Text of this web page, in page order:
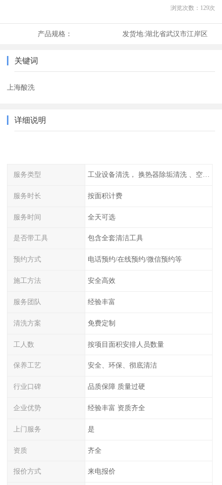
浏览次数： 129次
产品规格： 发货地:湖北省武汉市江岸区
关键词
上海酸洗
详细说明
服务类型 工业设备清洗， 换热器除垢清洗 、空调清洗等
服务时长 按面积计费
服务时间 全天可选
是否带工具 包含全套清洁工具
预约方式 电话预约/在线预约/微信预约等
施工方法 安全高效
服务团队 经验丰富
清洗方案 免费定制
工人数 按项目面积安排人员数量
保养工艺 安全、环保、彻底清洁
行业口碑 品质保障 质量过硬
企业优势 经验丰富 资质齐全
上门服务 是
资质 齐全
报价方式 来电报价